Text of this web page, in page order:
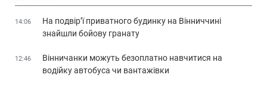
14:06
На подвір’ї приватного будинку на Вінниччині
знайшли бойову гранату
12:46
Вінничанки можуть безоплатно навчитися на
водійку автобуса чи вантажівки